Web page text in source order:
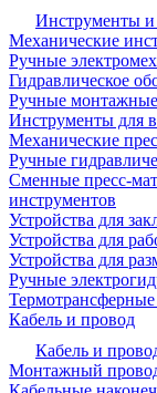
Инструменты и
Механические
Ручные
Гидравлическое
Ручные
Инструменты для
Механические
Ручные
Сменные пресс-
инструментов
Устройства для
Устройства для
Устройства для
Ручные
Кабель и провод
Кабель и
Монтажный